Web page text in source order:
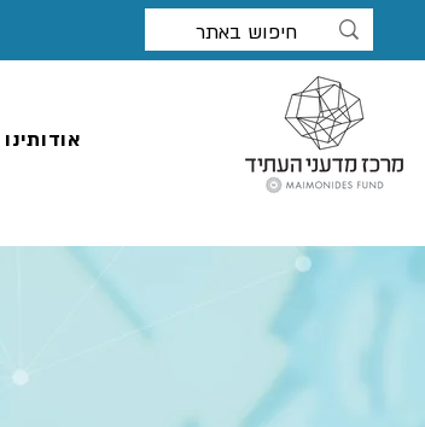
אודותינו